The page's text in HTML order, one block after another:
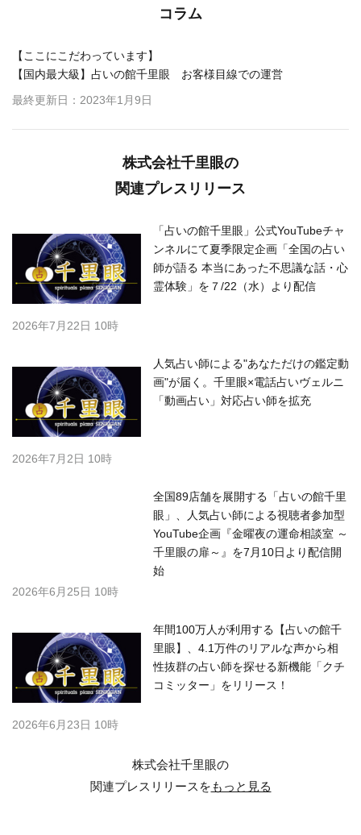
コラム
【ここにこだわっています】
【国内最大級】占いの館千里眼 お客様目線での運営
最終更新日：2023年1月9日
株式会社千里眼の
関連プレスリリース
「占いの館千里眼」公式YouTubeチャ
ンネルにて夏季限定企画「全国の占い
師が語る 本当にあった不思議な話・心
霊体験」を７/22（水）より配信
2026年7月22日 10時
人気占い師による"あなただけの鑑定動
画"が届く。千里眼×電話占いヴェルニ
「動画占い」対応占い師を拡充
2026年7月2日 10時
全国89店舗を展開する「占いの館千里
眼」、人気占い師による視聴者参加型
YouTube企画『金曜夜の運命相談室 ～
千里眼の扉～』を7月10日より配信開
始
2026年6月25日 10時
年間100万人が利用する【占いの館千
里眼】、4.1万件のリアルな声から相
性抜群の占い師を探せる新機能「クチ
コミッター」をリリース！
2026年6月23日 10時
株式会社千里眼の
関連プレスリリースをもっと見る